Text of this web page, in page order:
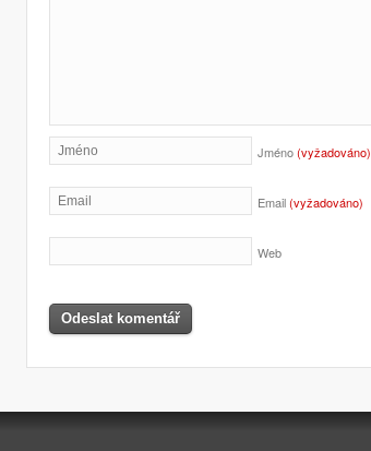
Jméno(vyžadováno)
Email(vyžadováno)
Web